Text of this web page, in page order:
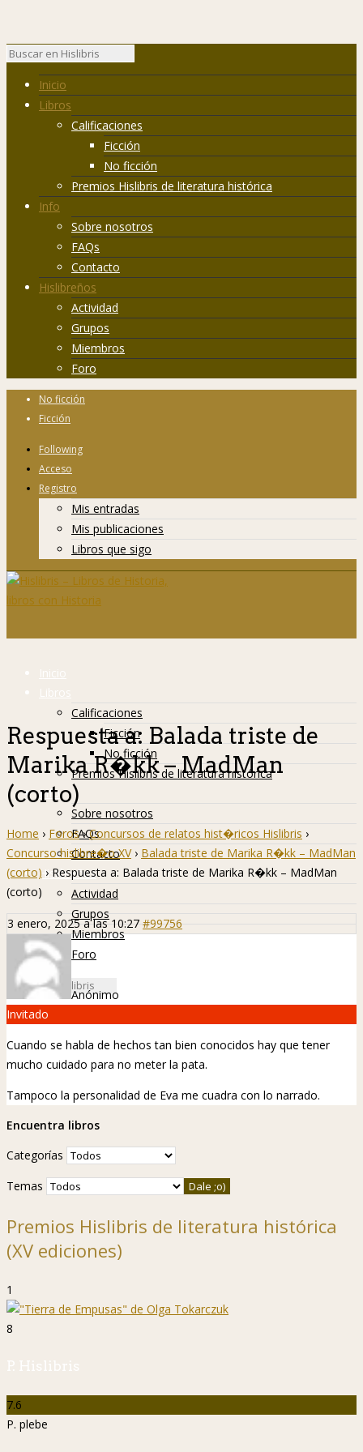
Inicio
Libros
Calificaciones
Ficción
No ficción
Premios Hislibris de literatura histórica
Info
Sobre nosotros
FAQs
Contacto
Hislibreños
Actividad
Grupos
Miembros
Foro
No ficción
Ficción
Following
Acceso
Registro
Mis entradas
Mis publicaciones
Libros que sigo
Inicio
Libros
Calificaciones
Ficción
No ficción
Premios Hislibris de literatura histórica
Info
Sobre nosotros
FAQs
Contacto
Hislibreños
Actividad
Grupos
Miembros
Foro
Respuesta a: Balada triste de
Marika R�kk – MadMan
(corto)
Home › Foros › Concursos de relatos hist�ricos Hislibris ›
Concurso hislibre�o XV › Balada triste de Marika R�kk – MadMan
(corto) › Respuesta a: Balada triste de Marika R�kk – MadMan
(corto)
3 enero, 2025 a las 10:27 #99756
Anónimo
Invitado
Cuando se habla de hechos tan bien conocidos hay que tener
mucho cuidado para no meter la pata.
Tampoco la personalidad de Eva me cuadra con lo narrado.
Encuentra libros
Categorías
Temas
Premios Hislibris de literatura histórica
(XV ediciones)
1
8
P. Hislibris
7.6
P. plebe